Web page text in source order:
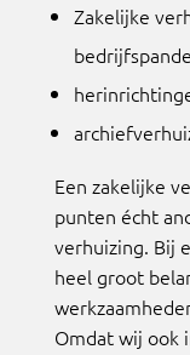
Zakelijke
Een zakelijke
punten écht
verhuizing. Bij
heel groot
Omdat wij ook